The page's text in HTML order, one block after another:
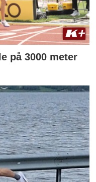
på 3000 meter